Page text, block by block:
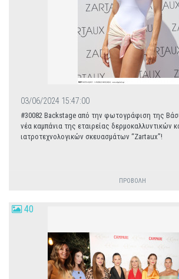
03/06/2024 15:47:00
#30082 Backstage από την φωτογράφιση της
νέα καμπάνια της εταιρείας δερμοκαλλυντικών
ιατροτεχνολογικών σκευασμάτων “Zartaux”!
ΠΡΟΒΟΛΗ
40